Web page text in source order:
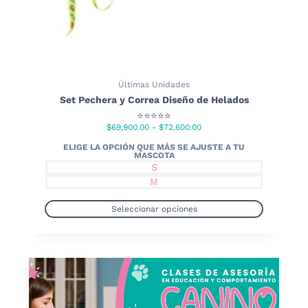
Últimas Unidades
Set Pechera y Correa Diseño de Helados
⭐⭐⭐⭐⭐
$69,900.00 - $72,600.00Rango
hasta
S
M
Seleccionar opciones
múltiples
variantes.
Las